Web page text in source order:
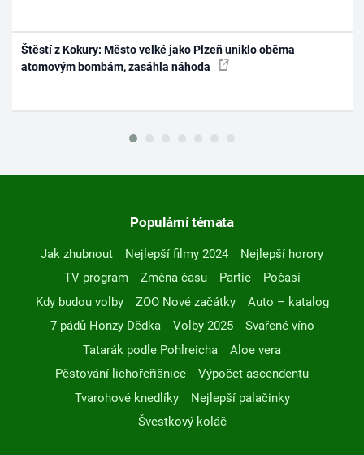
Štěstí z Kokury: Město velké jako Plzeň uniklo oběma
atomovým bombám, zasáhla náhoda
Populární témata
Jak zhubnout Nejlepší filmy 2024
Nejlepší horory
TV program
Změna času Partie
Počasí
Kdy budou volby
ZOO Nové začátky
Auto – katalog
7 pádů Honzy Dědka
Volby 2025
Svařené víno
Tatarák podle Pohlreicha
Aloe vera
Pěstování lichořeřišnice
Výpočet ascendentu
Tvarohové knedlíky
Nejlepší palačinky
Švestkový koláč